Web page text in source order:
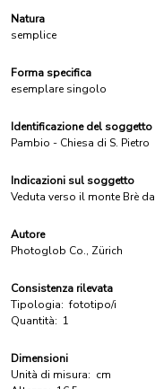
Natura
semplice
Forma specifica
esemplare singolo
Identificazione del soggetto
Pambio - Chiesa di S. Pietro
Indicazioni sul soggetto
Veduta verso il monte Brè
Autore
Photoglob Co., Zürich
Consistenza rilevata
Tipologia: fototipo/i
Quantità: 1
Dimensioni
Unità di misura: cm